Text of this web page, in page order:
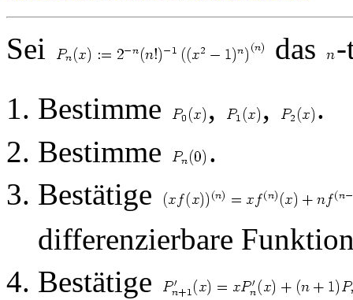
Sei das
Bestimme
, ,
.
Bestimme
.
Bestätige
differenzierbare
Bestätige